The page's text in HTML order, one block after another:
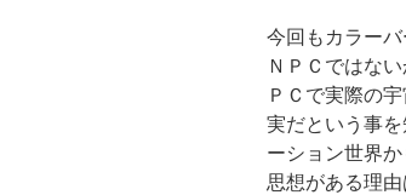
今回もカラー
ＮＰＣではな
ＰＣで実際の
実だという事
ーション世界
思想がある理